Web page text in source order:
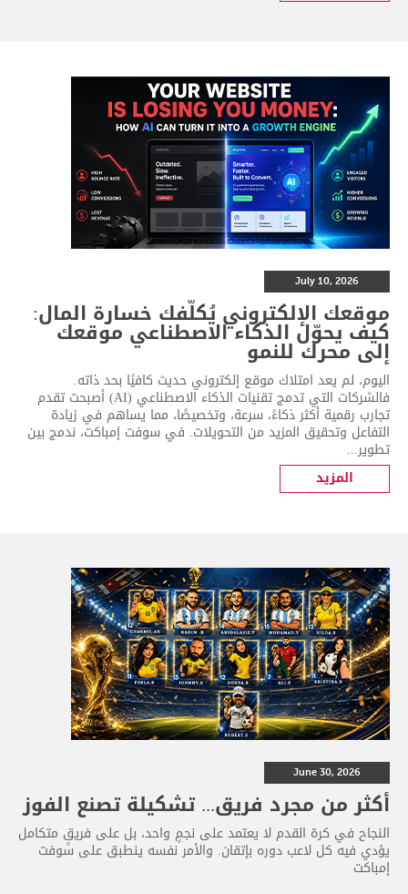
July 10, 2026
موقعك الإلكتروني يُكلّفك خسارة المال:
كيف يحوّل الذكاء الاصطناعي موقعك
إلى محرك للنمو
اليوم، لم يعد امتلاك موقع إلكتروني حديث كافيًا بحد ذاته.
فالشركات التي تدمج تقنيات الذكاء الاصطناعي (AI) أصبحت تقدم
تجارب رقمية أكثر ذكاءً، سرعة، وتخصيصًا، مما يساهم في زيادة
التفاعل وتحقيق المزيد من التحويلات. في سوفت إمباكت، ندمج بين
تطوير...
المزيد
June 30, 2026
أكثر من مجرد فريق... تشكيلة تصنع الفوز
النجاح في كرة القدم لا يعتمد على نجمٍ واحد، بل على فريقٍ متكامل
يؤدي فيه كل لاعب دوره بإتقان. والأمر نفسه ينطبق على سوفت
إمباكت